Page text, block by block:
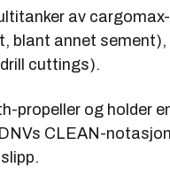
av
blant annet sement),
cuttings).
propeller og holder
CLEAN-